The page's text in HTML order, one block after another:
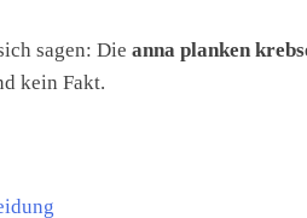
sagen: Die anna planken
kein Fakt.